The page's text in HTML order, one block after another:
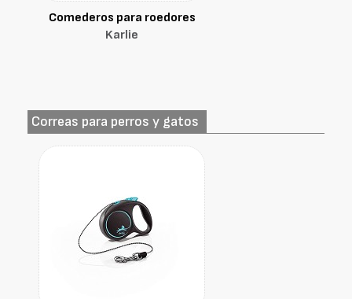
Comederos para roedores
Karlie
Correas para perros y gatos